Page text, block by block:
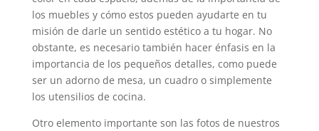
los muebles y cómo estos pueden ayudarte en tu
misión de darle un sentido estético a tu hogar. No
obstante, es necesario también hacer énfasis en la
importancia de los pequeños detalles, como puede
ser un adorno de mesa, un cuadro o simplemente
los utensilios de cocina.
Otro elemento importante son las fotos de nuestros